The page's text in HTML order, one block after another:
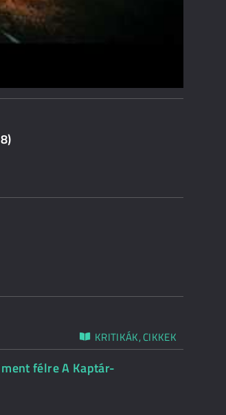
KRITIKÁK, CIKKEK
félre A Kaptár-